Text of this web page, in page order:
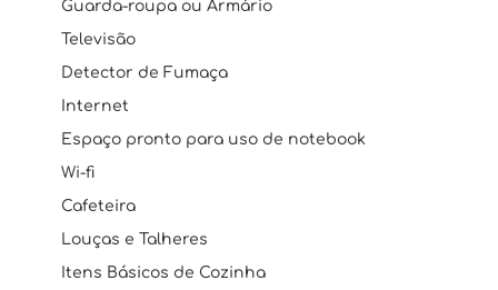
Guarda-roupa ou Armário
Televisão
Detector de Fumaça
Internet
Espaço pronto para uso de notebook
Wi-fi
Cafeteira
Louças e Talheres
Itens Básicos de Cozinha